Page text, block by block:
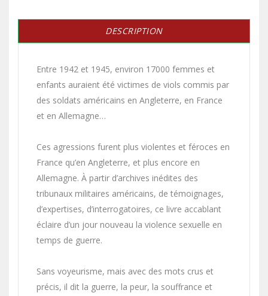
DESCRIPTION
Entre 1942 et 1945, environ 17000 femmes et
enfants auraient été victimes de viols commis par
des soldats américains en Angleterre, en France
et en Allemagne…
Ces agressions furent plus violentes et féroces en
France qu’en Angleterre, et plus encore en
Allemagne. À partir d’archives inédites des
tribunaux militaires américains, de témoignages,
d’expertises, d’interrogatoires, ce livre accablant
éclaire d’un jour nouveau la violence sexuelle en
temps de guerre.
Sans voyeurisme, mais avec des mots crus et
précis, il dit la guerre, la peur, la souffrance et